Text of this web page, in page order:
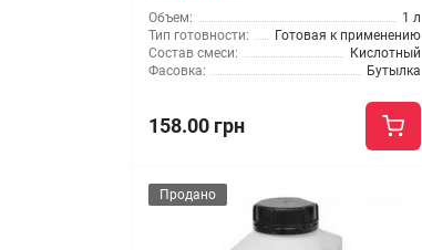
Объем:
1 л
Тип готовности:
Готовая к применению
Состав смеси:
Кислотный
Фасовка:
Бутылка
158.00 грн
Продано